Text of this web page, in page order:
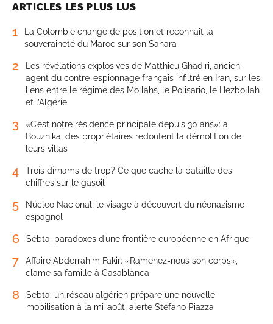
ARTICLES LES PLUS LUS
1
La Colombie change de position et reconnaît la
souveraineté du Maroc sur son Sahara
2
Les révélations explosives de Matthieu Ghadiri, ancien
agent du contre-espionnage français infiltré en Iran, sur les
liens entre le régime des Mollahs, le Polisario, le Hezbollah
et l’Algérie
3
«C’est notre résidence principale depuis 30 ans»: à
Bouznika, des propriétaires redoutent la démolition de
leurs villas
4
Trois dirhams de trop? Ce que cache la bataille des
chiffres sur le gasoil
5
Núcleo Nacional, le visage à découvert du néonazisme
espagnol
6 Sebta, paradoxes d’une frontière européenne en Afrique
7
Affaire Abderrahim Fakir: «Ramenez-nous son corps»,
clame sa famille à Casablanca
8
Sebta: un réseau algérien prépare une nouvelle
mobilisation à la mi-août, alerte Stefano Piazza